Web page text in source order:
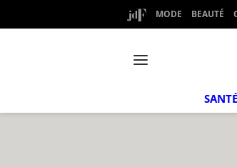
MODE BEAUTÉ
SANTÉ